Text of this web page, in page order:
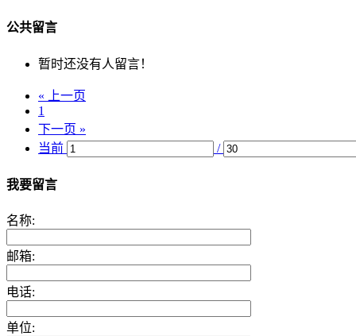
公共留言
暂时还没有人留言！
« 上一页
1
下一页 »
当前
/
我要留言
名称:
邮箱:
电话:
单位: